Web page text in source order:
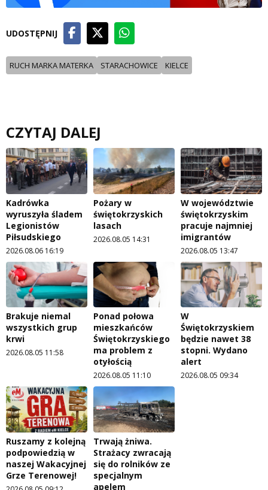
UDOSTĘPNIJ
RUCH MARKA MATERKA STARACHOWICE KIELCE
CZYTAJ DALEJ
Kadrówka
wyruszyła śladem
Legionistów
Piłsudskiego
2026.08.06 16:19
Pożary w
świętokrzyskich
lasach
2026.08.05 14:31
W województwie
świętokrzyskim
pracuje najmniej
imigrantów
2026.08.05 13:47
Brakuje niemal
wszystkich grup
krwi
2026.08.05 11:58
Ponad połowa
mieszkańców
Świętokrzyskiego
ma problem z
otyłością
2026.08.05 11:10
W
Świętokrzyskiem
będzie nawet 38
stopni. Wydano
alert
2026.08.05 09:34
Ruszamy z kolejną
podpowiedzią w
naszej Wakacyjnej
Grze Terenowej!
Trwają żniwa.
Strażacy zwracają
się do rolników ze
specjalnym
apelem